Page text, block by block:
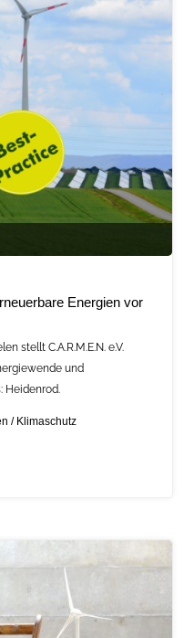
Energien vor
stellt C.A.R.M.E.N. e.V.
und
Heidenrod.
/ Klimaschutz